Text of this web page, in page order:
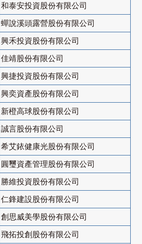
和泰安投資股份有限公司
蟬說溪頭露營股份有限公司
興禾投資股份有限公司
佳靖股份有限公司
興捷投資股份有限公司
興奕資產股份有限公司
新橙高球股份有限公司
誠言股份有限公司
希艾銥健康光股份有限公司
圓璽資產管理股份有限公司
勝維投資股份有限公司
仁鋒建設股份有限公司
創思威美學股份有限公司
飛拓投創股份有限公司